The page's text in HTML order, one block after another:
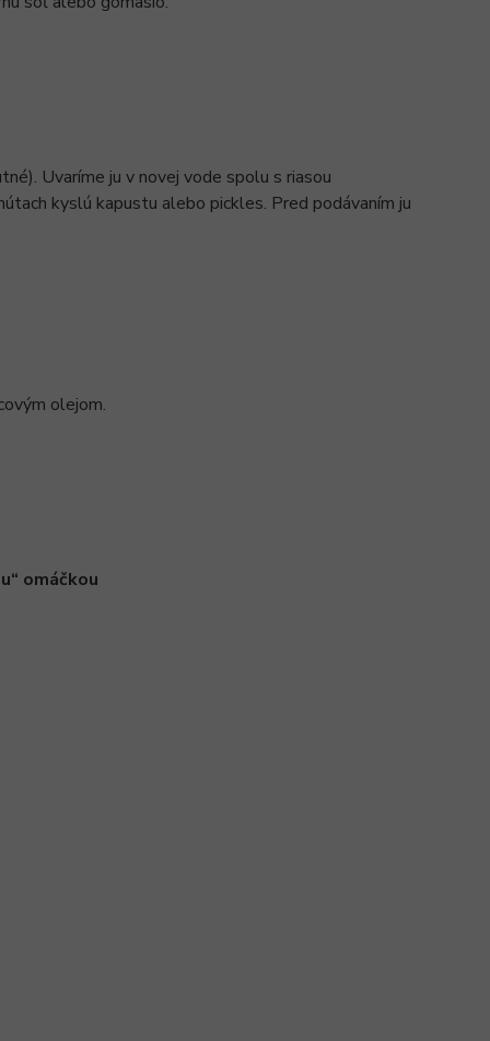
Uvaríme ju v novej vode spolu s riasou
kyslú kapustu alebo pickles. Pred podávaním ju
olejom.
omáčkou